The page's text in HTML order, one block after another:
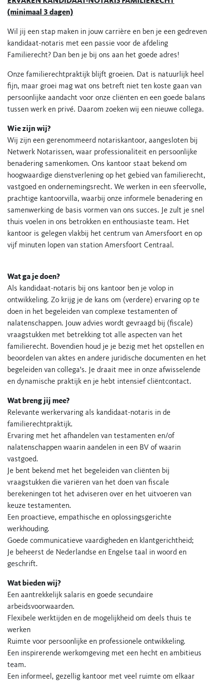
(minimaal 3 dagen)
Wil jij een stap maken in jouw carrière en ben je een gedreven
kandidaat-notaris met een passie voor de afdeling
Familierecht? Dan ben je bij ons aan het goede adres!
Onze familierechtpraktijk blijft groeien. Dat is natuurlijk heel
fijn, maar groei mag wat ons betreft niet ten koste gaan van
persoonlijke aandacht voor onze cliënten en een goede balans
tussen werk en privé. Daarom zoeken wij een nieuwe collega.
Wie zijn wij?
Wij zijn een gerenommeerd notariskantoor, aangesloten bij
Netwerk Notarissen, waar professionaliteit en persoonlijke
benadering samenkomen. Ons kantoor staat bekend om
hoogwaardige dienstverlening op het gebied van familierecht,
vastgoed en ondernemingsrecht. We werken in een sfeervolle,
prachtige kantoorvilla, waarbij onze informele benadering en
samenwerking de basis vormen van ons succes. Je zult je snel
thuis voelen in ons betrokken en enthousiaste team. Het
kantoor is gelegen vlakbij het centrum van Amersfoort en op
vijf minuten lopen van station Amersfoort Centraal.
Wat ga je doen?
Als kandidaat-notaris bij ons kantoor ben je volop in
ontwikkeling. Zo krijg je de kans om (verdere) ervaring op te
doen in het begeleiden van complexe testamenten of
nalatenschappen. Jouw advies wordt gevraagd bij (fiscale)
vraagstukken met betrekking tot alle aspecten van het
familierecht. Bovendien houd je je bezig met het opstellen en
beoordelen van aktes en andere juridische documenten en het
begeleiden van collega's. Je draait mee in onze afwisselende
en dynamische praktijk en je hebt intensief cliëntcontact.
Wat breng jij mee?
Relevante werkervaring als kandidaat-notaris in de
familierechtpraktijk.
Ervaring met het afhandelen van testamenten en/of
nalatenschappen waarin aandelen in een BV of waarin
vastgoed.
Je bent bekend met het begeleiden van cliënten bij
vraagstukken die variëren van het doen van fiscale
berekeningen tot het adviseren over en het uitvoeren van
keuze testamenten.
Een proactieve, empathische en oplossingsgerichte
werkhouding.
Goede communicatieve vaardigheden en klantgerichtheid;
Je beheerst de Nederlandse en Engelse taal in woord en
geschrift.
Wat bieden wij?
Een aantrekkelijk salaris en goede secundaire
arbeidsvoorwaarden.
Flexibele werktijden en de mogelijkheid om deels thuis te
werken
Ruimte voor persoonlijke en professionele ontwikkeling.
Een inspirerende werkomgeving met een hecht en ambitieus
team.
Een informeel, gezellig kantoor met veel ruimte om elkaar